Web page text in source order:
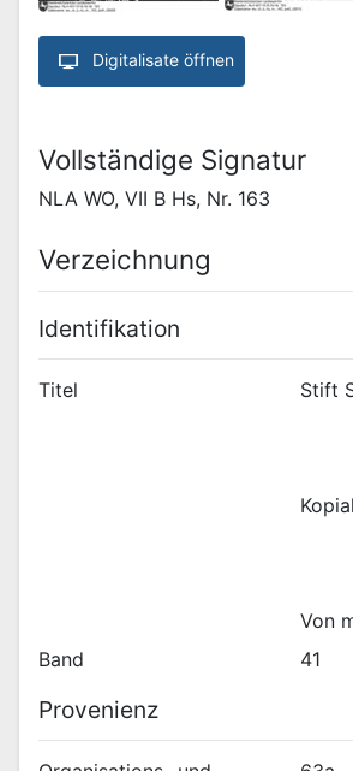
Digitalisate öffnen
Vollständige Signatur
NLA WO, VII B Hs, Nr. 163
Verzeichnung
Identifikation
Titel
Von
Band
41
Provenienz